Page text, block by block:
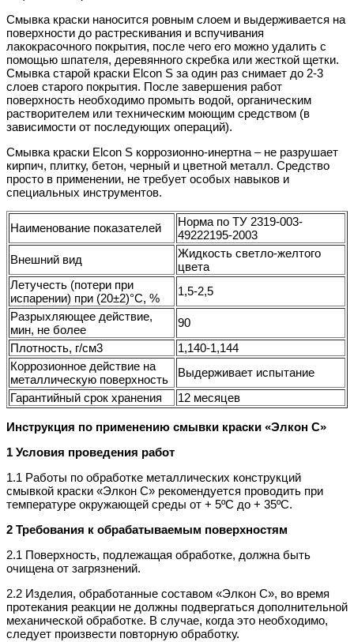
Смывка краски наносится ровным слоем и выдерживается на
поверхности до растрескивания и вспучивания
лакокрасочного покрытия, после чего его можно удалить с
помощью шпателя, деревянного скребка или жесткой щетки.
Смывка старой краски Elcon S за один раз снимает до 2-3
слоев старого покрытия. После завершения работ
поверхность необходимо промыть водой, органическим
растворителем или техническим моющим средством (в
зависимости от последующих операций).
Смывка краски Elcon S коррозионно-инертна – не разрушает
кирпич, плитку, бетон, черный и цветной металл. Средство
просто в применении, не требует особых навыков и
специальных инструментов.
Наименование показателей
Норма по ТУ 2319-003-
49222195-2003
Внешний вид
Жидкость светло-желтого
цвета
Летучесть (потери при
испарении) при (20±2)°С, %
1,5-2,5
Разрыхляющее действие,
мин, не более
90
Плотность, г/см3
1,140-1,144
Коррозионное действие на
металлическую поверхность
Выдерживает испытание
Гарантийный срок хранения
12 месяцев
Инструкция по применению смывки краски «Элкон С»
1 Условия проведения работ
1.1 Работы по обработке металлических конструкций
смывкой краски «Элкон С» рекомендуется проводить при
температуре окружающей среды от + 5ºС до + 35ºС.
2 Требования к обрабатываемым поверхностям
2.1 Поверхность, подлежащая обработке, должна быть
очищена от загрязнений.
2.2 Изделия, обработанные составом «Элкон С», во время
протекания реакции не должны подвергаться дополнительной
механической обработке. В случае, когда это необходимо,
следует произвести повторную обработку.